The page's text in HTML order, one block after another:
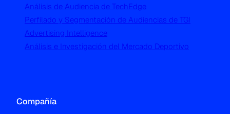
Análisis de Audiencia de TechEdge
Perfilado y Segmentación de Audiencias de TGI
Advertising Intelligence
Análisis e Investigación del Mercado Deportivo
Compañía